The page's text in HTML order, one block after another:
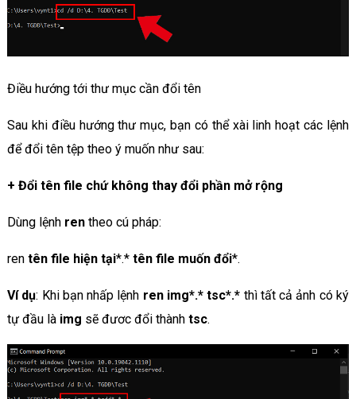
Điều hướng tới thư mục cần đổi tên
Sau khi điều hướng thư mục, bạn có thể xài linh hoạt các lệnh
để đổi tên tệp theo ý muốn như sau:
+ Đổi tên file chứ không thay đổi phần mở rộng
Dùng lệnhrentheo cú pháp:
ren tên file hiện tại*.* tên file muốn đổi*.
Ví dụ: Khi bạn nhấp lệnh ren img*.* tsc*.* thì tất cả ảnh có ký
tự đầu là img sẽ đươc đổi thành tsc.